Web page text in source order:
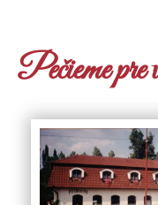
Pečieme pre